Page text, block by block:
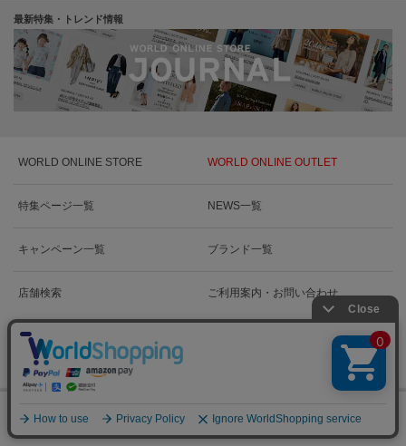
絞り込む
最新特集・トレンド情報
WORLD ONLINE STORE WORLD ONLINE OUTLET
特集ページ一覧 NEWS一覧
キャンペーン一覧 ブランド一覧
店舗検索 ご利用案内・お問い合わせ
新卒採用情報